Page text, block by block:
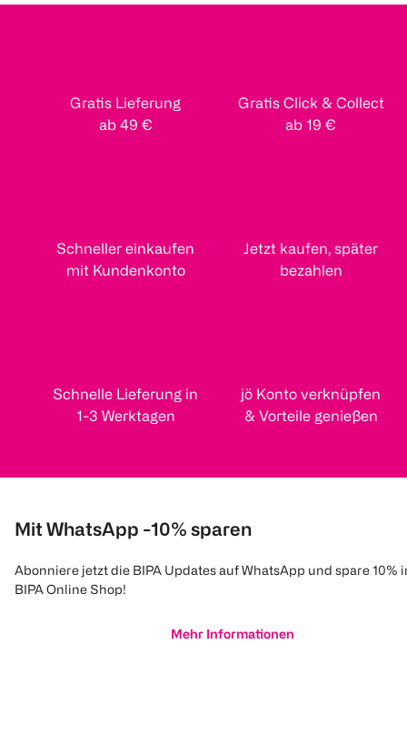
Gratis Lieferung
ab 49 €
Gratis Click & Collect
ab 19 €
Schneller einkaufen
mit Kundenkonto
Jetzt kaufen, später
bezahlen
Schnelle Lieferung in
1-3 Werktagen
jö Konto verknüpfen
& Vorteile genießen
Mit WhatsApp -10% sparen
Abonniere jetzt die BIPA Updates auf WhatsApp und spare 10%
BIPA Online Shop!
Mehr Informationen